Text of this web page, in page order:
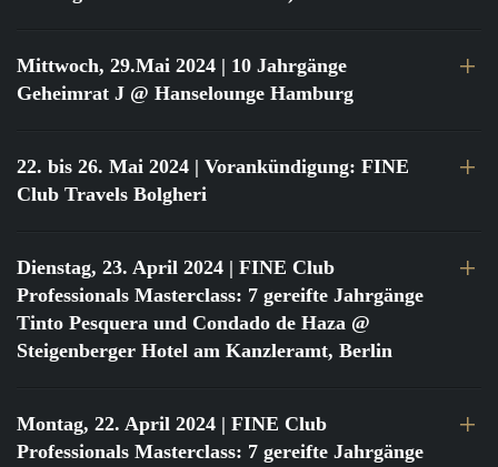
Mittwoch, 29.Mai 2024 | 10 Jahrgänge
Geheimrat J @ Hanselounge Hamburg
22. bis 26. Mai 2024 | Vorankündigung: FINE
Club Travels Bolgheri
Dienstag, 23. April 2024 | FINE Club
Professionals Masterclass: 7 gereifte Jahrgänge
Tinto Pesquera und Condado de Haza @
Steigenberger Hotel am Kanzleramt, Berlin
Montag, 22. April 2024 | FINE Club
Professionals Masterclass: 7 gereifte Jahrgänge